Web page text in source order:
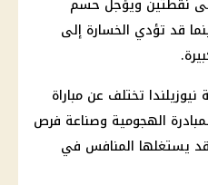
قد تؤدي الخسارة إلى
تختلف عن مباراة
الهجومية وصناعة فرص
قد يستغلها المنافس في